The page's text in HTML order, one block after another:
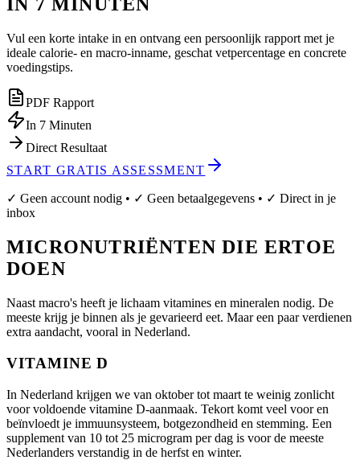
IN 7 MINUTEN
Vul een korte intake in en ontvang een persoonlijk rapport met je
ideale calorie- en macro-inname, geschat vetpercentage en concrete
voedingstips.
PDF Rapport
In 7 Minuten
Direct Resultaat
START GRATIS ASSESSMENT
✓ Geen account nodig • ✓ Geen betaalgegevens • ✓ Direct in je
inbox
MICRONUTRIËNTEN DIE ERTOE
DOEN
Naast macro's heeft je lichaam vitamines en mineralen nodig. De
meeste krijg je binnen als je gevarieerd eet. Maar een paar verdienen
extra aandacht, vooral in Nederland.
VITAMINE D
In Nederland krijgen we van oktober tot maart te weinig zonlicht
voor voldoende vitamine D-aanmaak. Tekort komt veel voor en
beïnvloedt je immuunsysteem, botgezondheid en stemming. Een
supplement van 10 tot 25 microgram per dag is voor de meeste
Nederlanders verstandig in de herfst en winter.